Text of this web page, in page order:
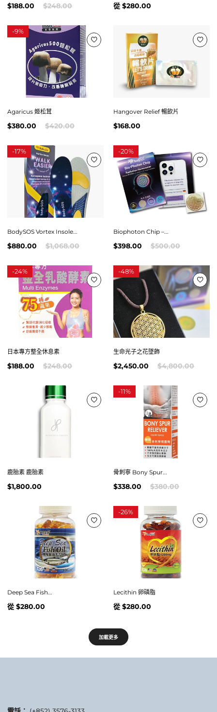
$188.00 $248.00 從 $280.00
-9%
Agaricus 姬松茸
$380.00 $420.00
Hangover Relief 暢飲片
$168.00
-17%
BodySOS Vortex Insole...
$880.00 $1,068.00
-20%
Biophoton Chip –...
$398.00 $500.00
-24%
日本專方整全休息素
$188.00 $248.00
-48%
生命光子之花墜飾
$2,450.00 $4,800.00
鹿胎素 鹿胎素
$1,800.00
-11%
骨刺寧 Bony Spur...
$338.00 $380.00
Deep Sea Fish...
從 $280.00
-26%
Lecithin 卵磷脂
從 $280.00
加載更多